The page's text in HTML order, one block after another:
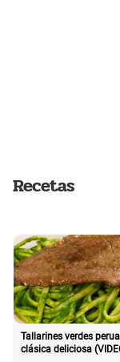
Recetas
Tallarines verdes
clásica deliciosa